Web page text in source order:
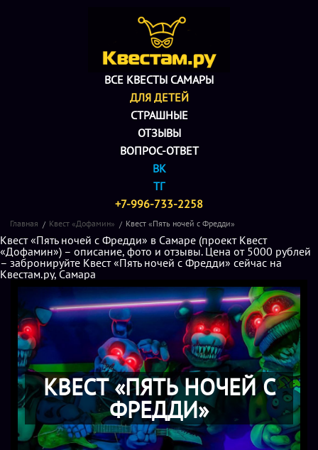
ВСЕ КВЕСТЫ САМАРЫ
ДЛЯ ДЕТЕЙ
СТРАШНЫЕ
ОТЗЫВЫ
ВОПРОС-ОТВЕТ
ВК
ТГ
+7-996-733-2258
Главная Квест «Дофамин» Квест «Пять ночей с Фредди»
Квест «Пять ночей с Фредди» в Самаре (проект Квест
«Дофамин») – описание, фото и отзывы. Цена от 5000 рублей
– забронируйте Квест «Пять ночей с Фредди» сейчас на
Квестам.ру, Самара
КВЕСТ «ПЯТЬ НОЧЕЙ С
ФРЕДДИ»